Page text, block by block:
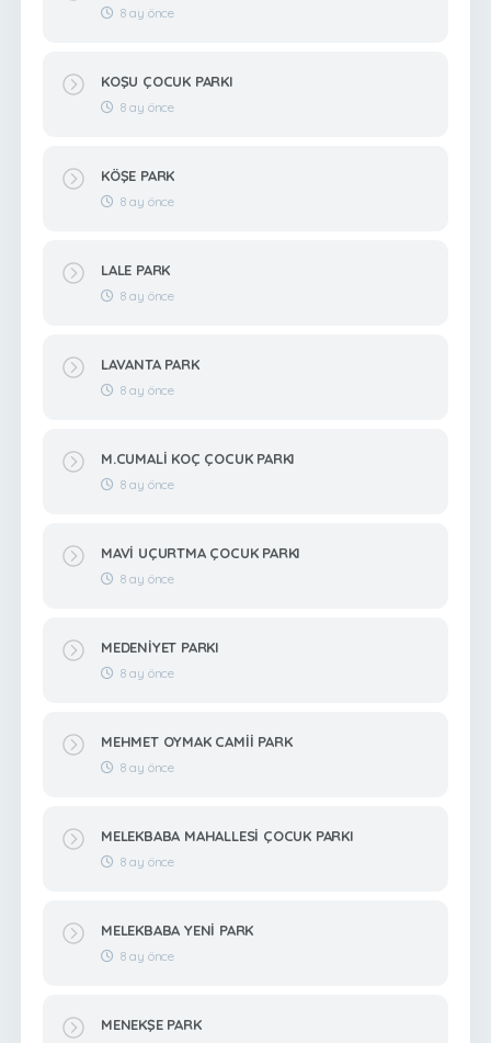
8 ay önce
KOŞU ÇOCUK PARKI
8 ay önce
KÖŞE PARK
8 ay önce
LALE PARK
8 ay önce
LAVANTA PARK
8 ay önce
M.CUMALİ KOÇ ÇOCUK PARKI
8 ay önce
MAVİ UÇURTMA ÇOCUK PARKI
8 ay önce
MEDENİYET PARKI
8 ay önce
MEHMET OYMAK CAMİİ PARK
8 ay önce
MELEKBABA MAHALLESİ ÇOCUK PARKI
8 ay önce
MELEKBABA YENİ PARK
8 ay önce
MENEKŞE PARK